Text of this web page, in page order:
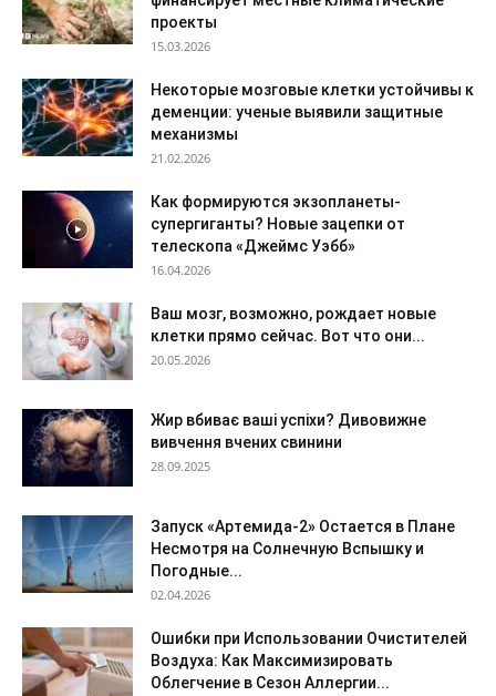
проекты
15.03.2026
Некоторые мозговые клетки устойчивы к
деменции: ученые выявили защитные
механизмы
21.02.2026
Как формируются экзопланеты-
супергиганты? Новые зацепки от
телескопа «Джеймс Уэбб»
16.04.2026
Ваш мозг, возможно, рождает новые
клетки прямо сейчас. Вот что они...
20.05.2026
Жир вбиває ваші успіхи? Дивовижне
вивчення вчених свинини
28.09.2025
Запуск «Артемида-2» Остается в Плане
Несмотря на Солнечную Вспышку и
Погодные...
02.04.2026
Ошибки при Использовании Очистителей
Воздуха: Как Максимизировать
Облегчение в Сезон Аллергии...